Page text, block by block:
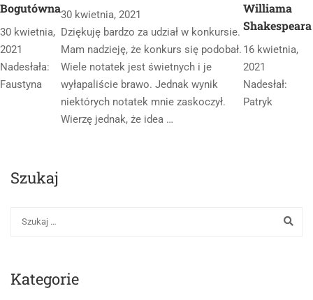
Bogutówna
30 kwietnia,
2021
Nadesłała:
Faustyna
30 kwietnia, 2021
Dziękuję bardzo za udział w konkursie.
Mam nadzieję, że konkurs się podobał.
Wiele notatek jest świetnych i je
wyłapaliście brawo. Jednak wynik
niektórych notatek mnie zaskoczył.
Wierzę jednak, że idea …
Williama
Shakespeara
16 kwietnia,
2021
Nadesłał:
Patryk
Szukaj
Kategorie